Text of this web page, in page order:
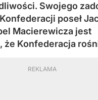
Swojego
poseł
Macierewicza jest
Konfederacja